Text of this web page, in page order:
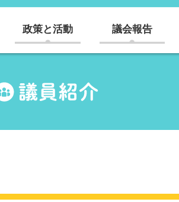
政策と活動 議会報告